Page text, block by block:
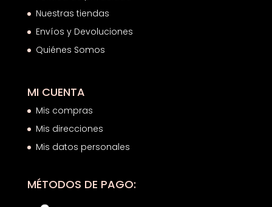
Nuestras tiendas
Envíos y Devoluciones
Quiénes Somos
MI CUENTA
Mis compras
Mis direcciones
Mis datos personales
MÉTODOS DE PAGO: